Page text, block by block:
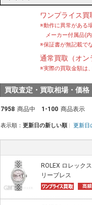
ワンプライス買
※動作に異常がある
メーカー付属品(内
※保証書が無記載で
通常買取（オン
※実際の買取金額は
買取査定・買取相場・価格
7958 商品中 1-100 商品表示
表示順： 更新日の新しい順 更新日
ROLEX ロレック
リーブレス